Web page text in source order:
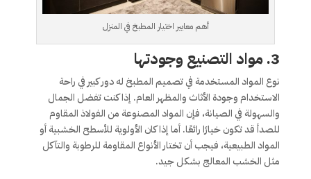
أهم معايير اختيار المطبخ في المنزل
3. مواد التصنيع وجودتها
نوع المواد المستخدمة في تصميم المطبخ له دور كبير في راحة
الاستخدام وجودة الأثاث والمظهر العام. إذا كنت تفضل الجمال
والسهولة في الصيانة، فإن المواد المصنوعة من الفولاذ المقاوم
للصدأ قد تكون خيارًا رائعًا. أما إذا كان الأولوية للأسطح الخشبية أو
المواد الطبيعية، فيجب أن تختار الأنواع المقاومة للرطوبة والتآكل
مثل الخشب المعالج بشكل جيد.